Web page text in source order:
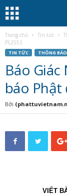
Trang chủ Tin tức
PL2553
TIN TỨC THÔNG BÁO
Báo
báo Phật
Bởi
VIẾT